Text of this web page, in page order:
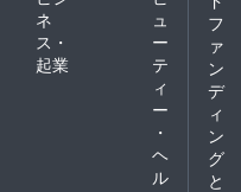
ネ
ス・
起業
ュ
ー
テ
ィ
ー
・
ヘ
ル
フ
ァ
ン
デ
ィ
ン
グ
と